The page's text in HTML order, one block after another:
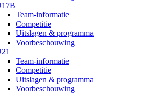
Team-informatie
Competitie
Uitslagen & programma
Voorbeschouwing
Team-informatie
Competitie
Uitslagen & programma
Voorbeschouwing